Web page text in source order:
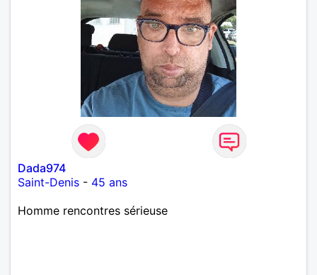
Dada974
Saint-Denis - 45 ans
Homme rencontres sérieuse